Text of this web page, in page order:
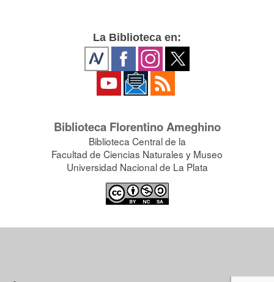
La Biblioteca en:
Biblioteca Florentino Ameghino
Biblioteca Central de la
Facultad de Ciencias Naturales y Museo
Universidad Nacional de La Plata